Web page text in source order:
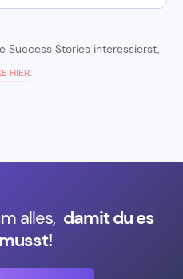
Success Stories interessierst,
HIER.
alles, damit du es